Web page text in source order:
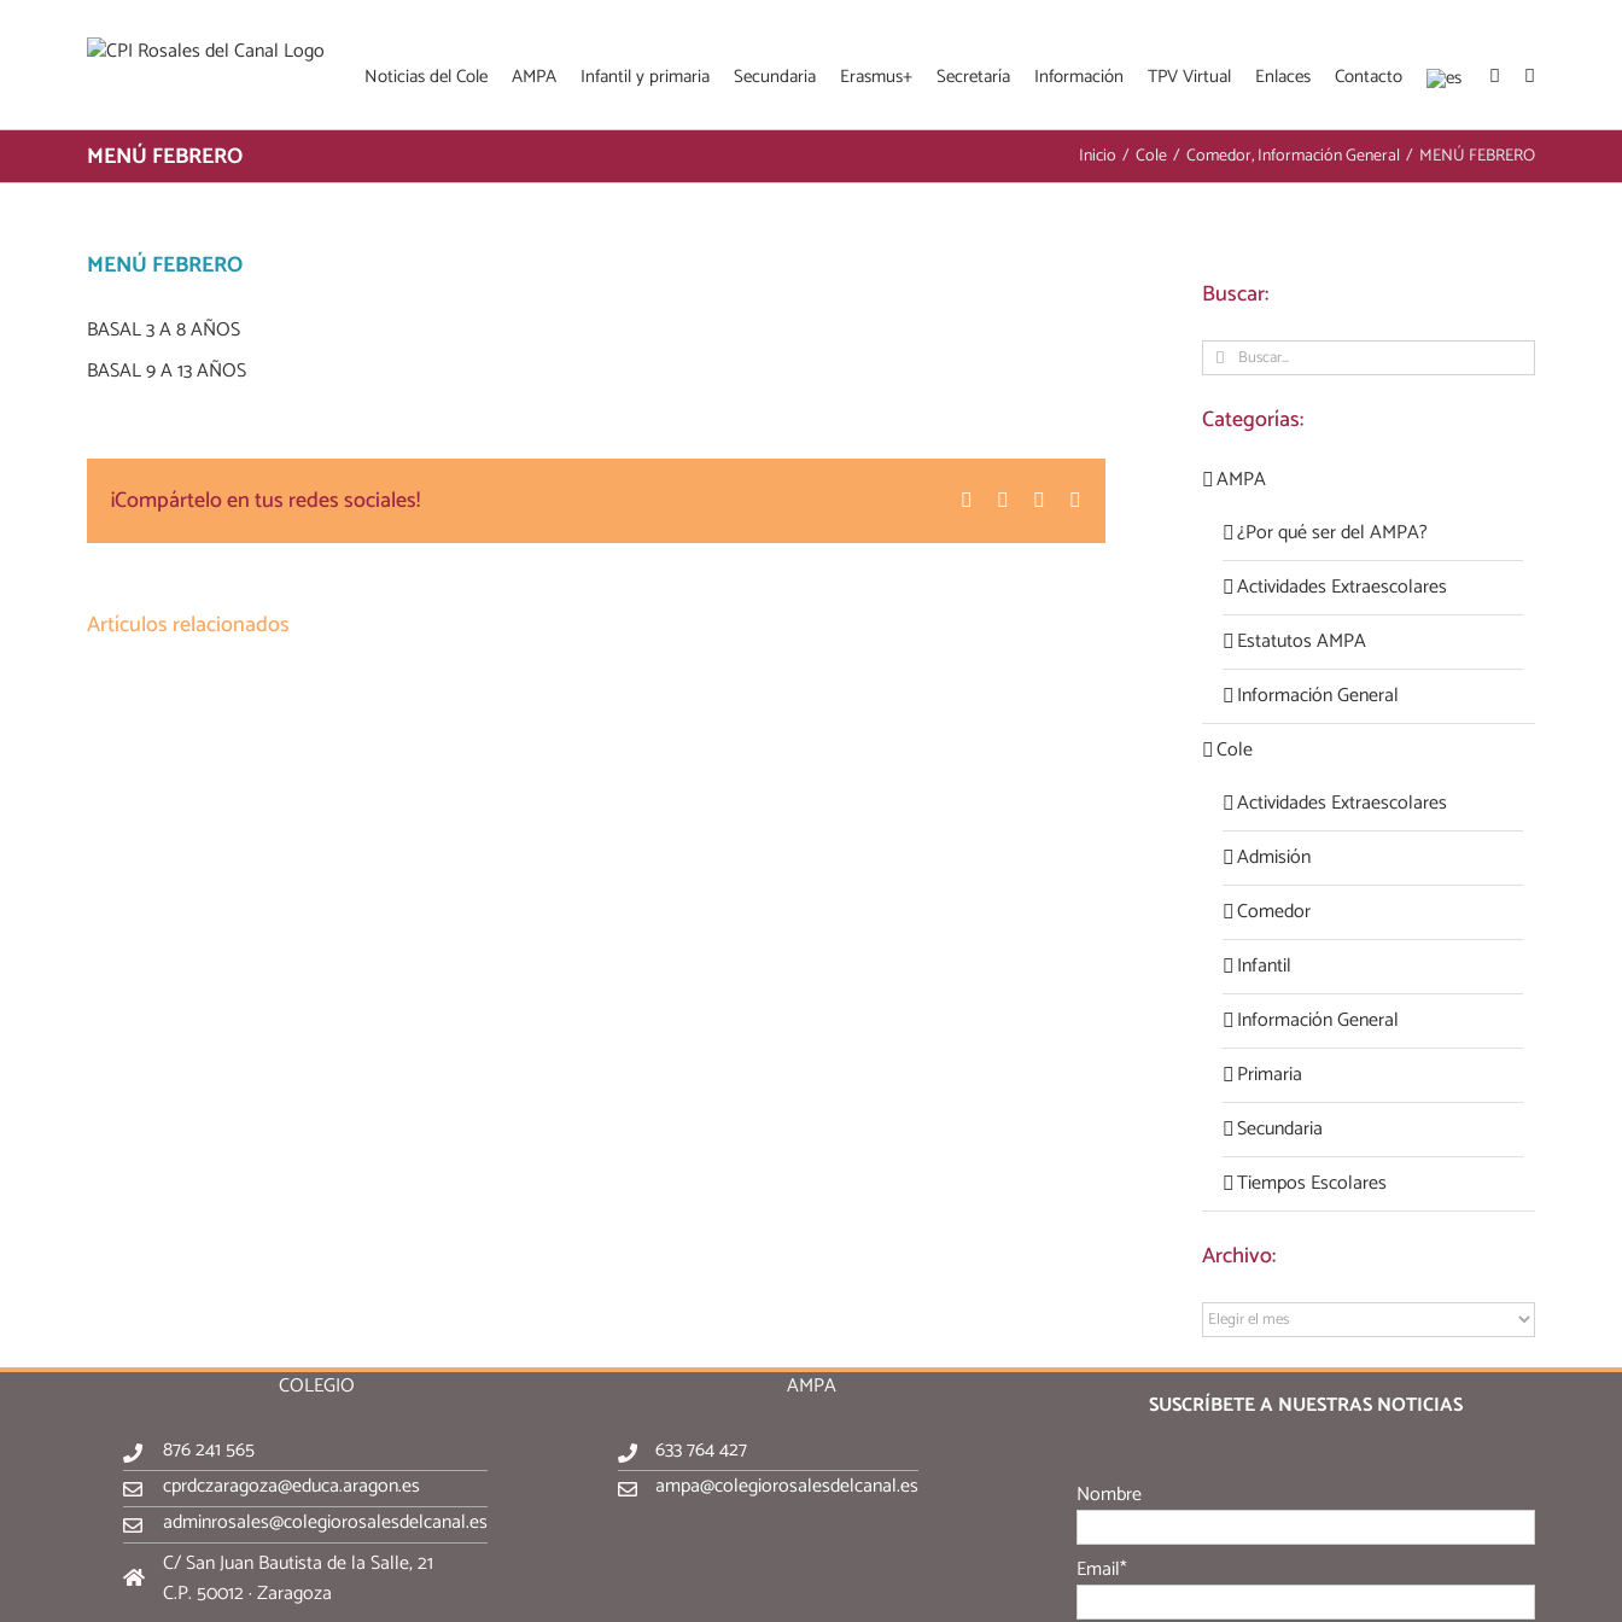
Noticias del Cole AMPA Infantil y primaria Secundaria Erasmus+ Secretaría Información TPV Virtual Enlaces Contacto
MENÚ FEBRERO Inicio / Cole / Comedor,Información General / MENÚ FEBRERO
MENÚ FEBRERO
BASAL 3 A 8 AÑOS
BASAL 9 A 13 AÑOS
¡Compártelo en tus redes sociales! Facebook
TwitterPinterest
Artículos relacionados
Buscar:
Buscar:
Categorías:
AMPA
¿Por qué ser del AMPA?
Actividades Extraescolares
Estatutos AMPA
Información General
Cole
Actividades Extraescolares
Admisión
Comedor
Infantil
Información General
Primaria
Secundaria
Tiempos Escolares
Archivo:
Archivo:
COLEGIO
876 241 565
cprdczaragoza@educa.aragon.es
adminrosales@colegiorosalesdelcanal.es
C/ San Juan Bautista de la Salle, 21
C.P. 50012 · Zaragoza
AMPA
633 764 427
ampa@colegiorosalesdelcanal.es
SUSCRÍBETE A NUESTRAS NOTICIAS
Nombre
Email*